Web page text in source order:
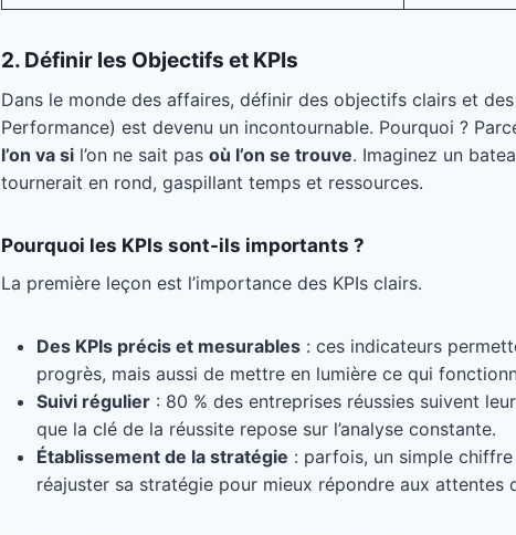
2. Définir les Objectifs et KPIs
Dans le monde des affaires, définir des objectifs clairs et
Performance) est devenu un incontournable. Pourquoi ?
l’on va si l’on ne sait pas où l’on se trouve. Imaginez un
tournerait en rond, gaspillant temps et ressources.
Pourquoi les KPIs sont-ils importants ?
La première leçon est l’importance des KPIs clairs.
Des KPIs précis et mesurables : ces indicateurs
progrès, mais aussi de mettre en lumière ce qui
Suivi régulier : 80 % des entreprises réussies suivent
que la clé de la réussite repose sur l’analyse constante.
Établissement de la stratégie : parfois, un simple
réajuster sa stratégie pour mieux répondre aux attentes